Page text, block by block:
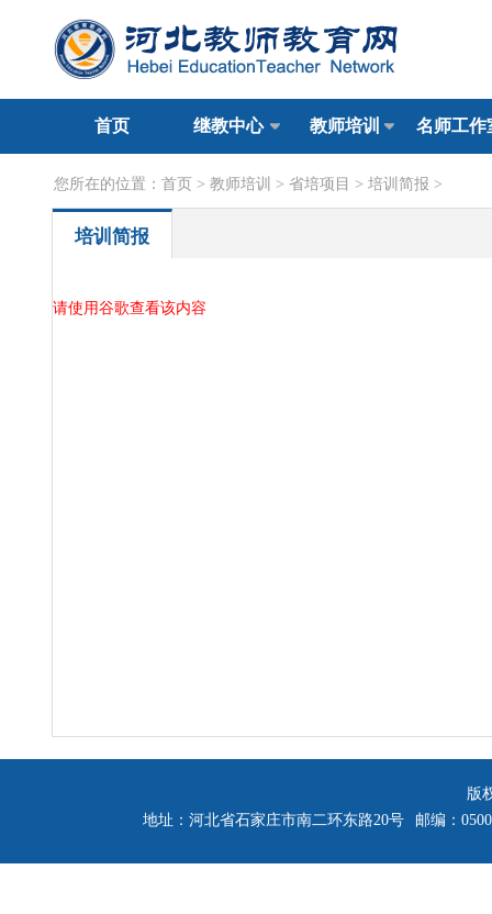
首页 继教中心 教师培训 名师工作
您所在的位置： 首页 > 教师培训 > 省培项目 > 培训简报 >
培训简报
请使用谷歌查看该内容
版
地址：河北省石家庄市南二环东路20号
邮编：